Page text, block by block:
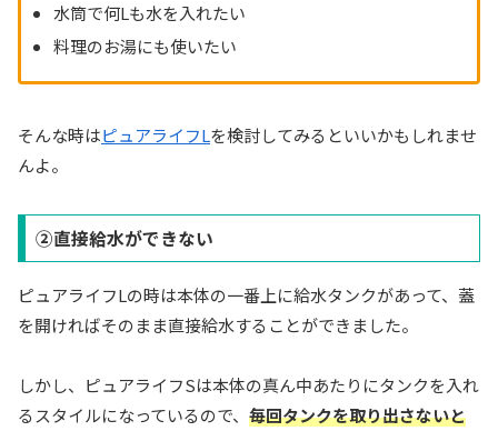
水筒で何Lも水を入れたい
料理のお湯にも使いたい
そんな時はピュアライフLを検討してみるといいかもしれませ
んよ。
②直接給水ができない
ピュアライフLの時は本体の一番上に給水タンクがあって、蓋
を開ければそのまま直接給水することができました。
しかし、ピュアライフSは本体の真ん中あたりにタンクを入れ
るスタイルになっているので、 毎回タンクを取り出さないと